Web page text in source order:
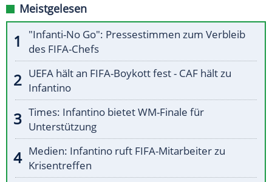
Meistgelesen
"Infanti-No Go": Pressestimmen zum Verbleib
des FIFA-Chefs
UEFA hält an FIFA-Boykott fest - CAF hält zu
Infantino
Times: Infantino bietet WM-Finale für
Unterstützung
Medien: Infantino ruft FIFA-Mitarbeiter zu
Krisentreffen